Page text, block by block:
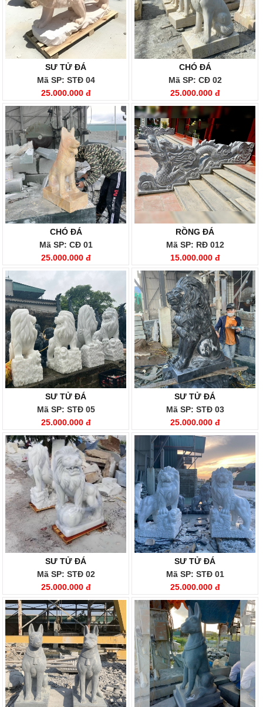
SƯ TỬ ĐÁ
Mã SP: STĐ 04
25.000.000 đ
CHÓ ĐÁ
Mã SP: CĐ 02
25.000.000 đ
CHÓ ĐÁ
Mã SP: CĐ 01
25.000.000 đ
RỒNG ĐÁ
Mã SP: RĐ 012
15.000.000 đ
SƯ TỬ ĐÁ
Mã SP: STĐ 05
25.000.000 đ
SƯ TỬ ĐÁ
Mã SP: STĐ 03
25.000.000 đ
SƯ TỬ ĐÁ
Mã SP: STĐ 02
25.000.000 đ
SƯ TỬ ĐÁ
Mã SP: STĐ 01
25.000.000 đ